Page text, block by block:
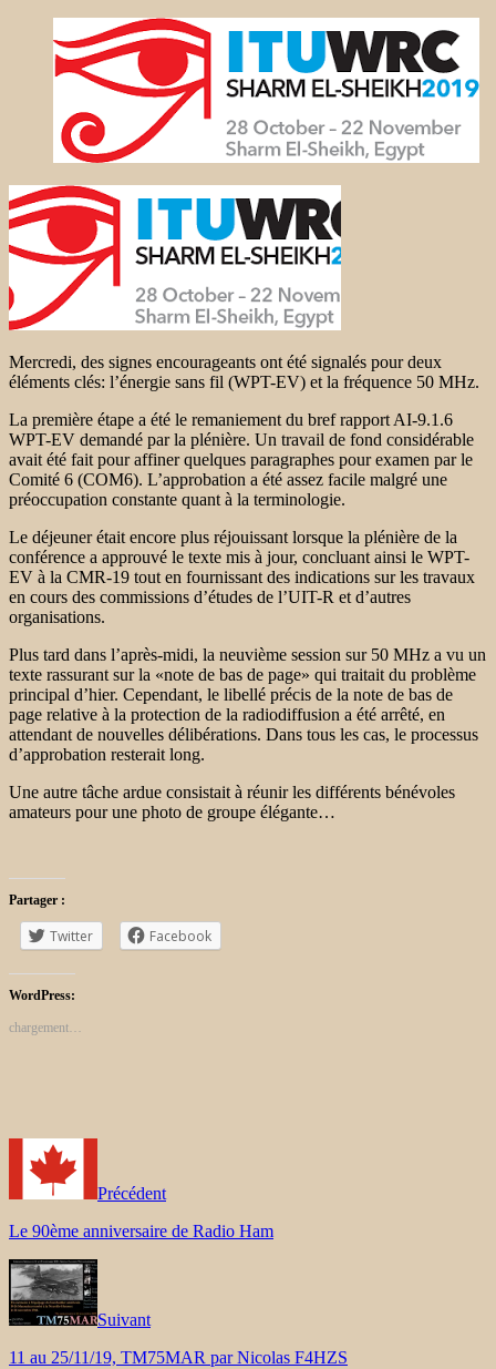
Mercredi, des signes encourageants ont été signalés pour deux
éléments clés: l’énergie sans fil (WPT-EV) et la fréquence 50 MHz.
La première étape a été le remaniement du bref rapport AI-9.1.6
WPT-EV demandé par la plénière. Un travail de fond considérable
avait été fait pour affiner quelques paragraphes pour examen par le
Comité 6 (COM6). L’approbation a été assez facile malgré une
préoccupation constante quant à la terminologie.
Le déjeuner était encore plus réjouissant lorsque la plénière de la
conférence a approuvé le texte mis à jour, concluant ainsi le WPT-
EV à la CMR-19 tout en fournissant des indications sur les travaux
en cours des commissions d’études de l’UIT-R et d’autres
organisations.
Plus tard dans l’après-midi, la neuvième session sur 50 MHz a vu un
texte rassurant sur la «note de bas de page» qui traitait du problème
principal d’hier. Cependant, le libellé précis de la note de bas de
page relative à la protection de la radiodiffusion a été arrêté, en
attendant de nouvelles délibérations. Dans tous les cas, le processus
d’approbation resterait long.
Une autre tâche ardue consistait à réunir les différents bénévoles
amateurs pour une photo de groupe élégante…
Partager :
Twitter Facebook
WordPress:
chargement…
Précédent
Le 90ème anniversaire de Radio Ham
Suivant
11 au 25/11/19, TM75MAR par Nicolas F4HZS